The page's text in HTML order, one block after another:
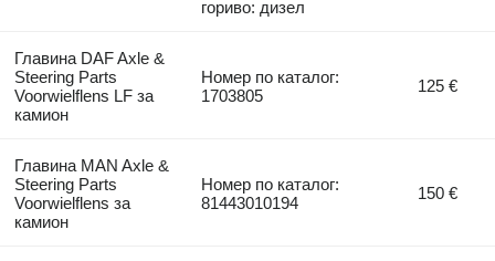
гориво: дизел
Главина DAF Axle &
Steering Parts
Voorwielflens LF за
камион
Номер по каталог:
1703805
125 €
Главина MAN Axle &
Steering Parts
Voorwielflens за
камион
Номер по каталог:
81443010194
150 €